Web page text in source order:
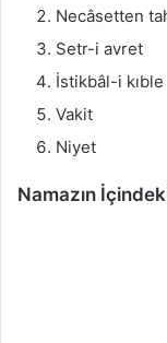
Necâsetten
Setr-i avret
İstikbâl-i kıble
Vakit
Niyet
Namazın